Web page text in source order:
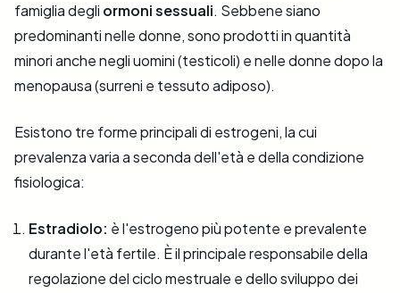
famiglia degli ormoni sessuali. Sebbene siano
predominanti nelle donne, sono prodotti in quantità
minori anche negli uomini (testicoli) e nelle donne dopo la
menopausa (surreni e tessuto adiposo).
Esistono tre forme principali di estrogeni, la cui
prevalenza varia a seconda dell'età e della condizione
fisiologica:
Estradiolo: è l'estrogeno più potente e prevalente
durante l'età fertile. È il principale responsabile della
regolazione del ciclo mestruale e dello sviluppo dei